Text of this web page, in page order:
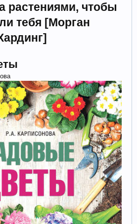
растениями, чтобы
тебя [Морган